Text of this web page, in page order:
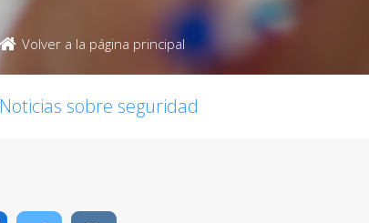
Volver a la página principal
Noticias sobre seguridad